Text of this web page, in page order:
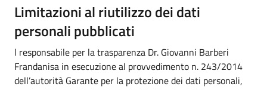
Limitazioni al riutilizzo dei dati
personali pubblicati
l responsabile per la trasparenza Dr. Giovanni Barberi
Frandanisa in esecuzione al provvedimento n. 243/2014
dell’autorità Garante per la protezione dei dati personali,